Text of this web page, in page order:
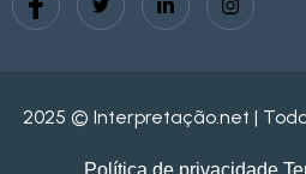
2025 © Interpretação.net |
Política de privacidade